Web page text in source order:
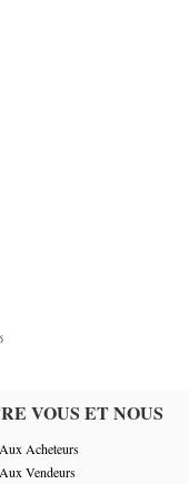
VOUS ET NOUS
Acheteurs
Vendeurs